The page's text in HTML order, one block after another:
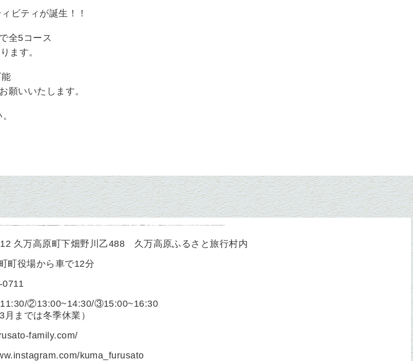
ビティが誕生！！
全5コース
ます。
願いいたします。
久万高原町下畑野川乙488 久万高原ふるさと旅行村内
町役場から車で12分
②13:00~14:30/③15:00~16:30
月までは冬季休業）
family.com/
kuma_furusato